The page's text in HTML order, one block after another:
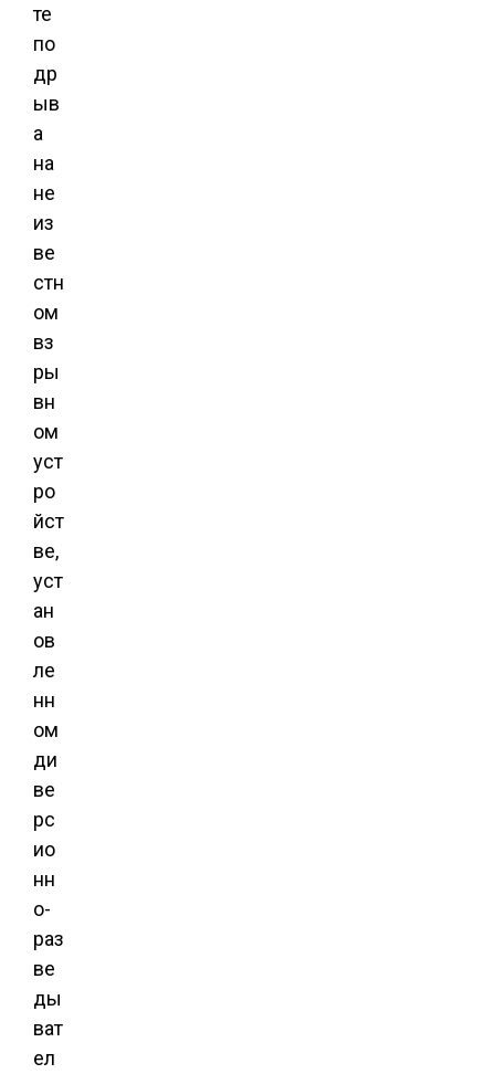
те
по
др
ыв
а
на
не
из
ве
стн
ом
вз
ры
вн
ом
уст
ро
йст
ве,
уст
ан
ов
ле
нн
ом
ди
ве
рс
ио
нн
о-
раз
ве
ды
ват
ел